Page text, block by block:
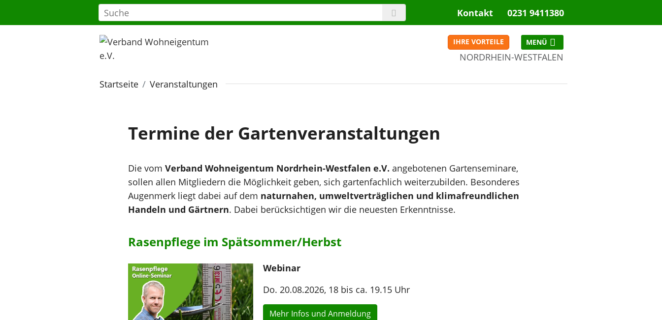
Kontakt 0231 9411380
IHRE VORTEILE
NORDRHEIN-WESTFALEN
Startseite Veranstaltungen
Termine der Gartenveranstaltungen
Die vom Verband Wohneigentum Nordrhein-Westfalen e.V. angebotenen Gartenseminare,
sollen allen Mitgliedern die Möglichkeit geben, sich gartenfachlich weiterzubilden. Besonderes
Augenmerk liegt dabei auf dem naturnahen, umweltverträglichen und klimafreundlichen
Handeln und Gärtnern. Dabei berücksichtigen wir die neuesten Erkenntnisse.
Rasenpflege im Spätsommer/Herbst
Webinar
Do. 20.08.2026, 18 bis ca. 19.15 Uhr
Mehr Infos und Anmeldung